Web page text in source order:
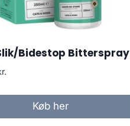
Bidestop Bitterspray
Køb her